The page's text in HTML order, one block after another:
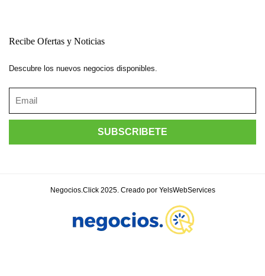
Recibe Ofertas y Noticias
Descubre los nuevos negocios disponibles.
Negocios.Click 2025. Creado por YelsWebServices